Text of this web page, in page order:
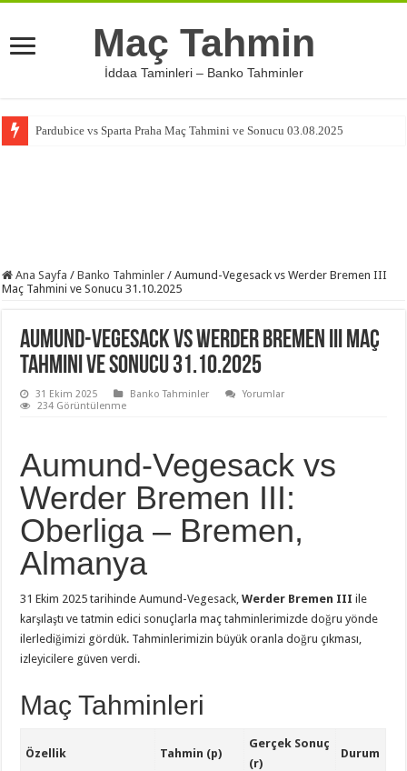
Maç Tahmin
İddaa Taminleri – Banko Tahminler
Pardubice vs Sparta Praha Maç Tahmini ve Sonucu 03.08.2025
Ana Sayfa / Banko Tahminler / Aumund-Vegesack vs Werder Bremen III
Maç Tahmini ve Sonucu 31.10.2025
Aumund-Vegesack vs Werder Bremen III Maç
Tahmini ve Sonucu 31.10.2025
31 Ekim 2025 Banko Tahminler
Yorumlar
234 Görüntülenme
Aumund-Vegesack vs
Werder Bremen III:
Oberliga – Bremen,
Almanya
31 Ekim 2025 tarihinde Aumund-Vegesack,Werder Bremen III ile
karşılaştı ve tatmin edici sonuçlarla maç tahminlerimizde doğru yönde
ilerlediğimizi gördük. Tahminlerimizin büyük oranla doğru çıkması,
izleyicilere güven verdi.
Maç Tahminleri
Özellik Tahmin (p)
Gerçek Sonuç
(r)
Durum